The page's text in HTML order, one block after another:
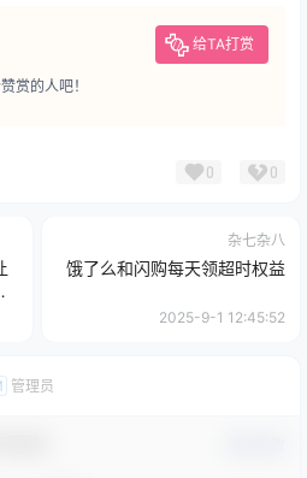
给TA打赏
赏的人吧！
0 0
杂七杂八
饿了么和闪购每天领超时权益
2025-9-1 12:45:52
管理员